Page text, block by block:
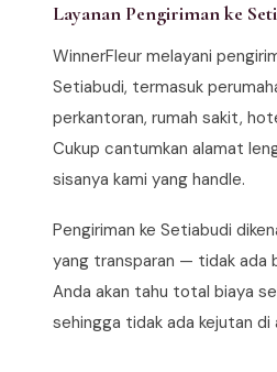
Layanan Pengiriman ke
WinnerFleur melayani
Setiabudi, termasuk
perkantoran, rumah sakit,
Cukup cantumkan alamat
sisanya kami yang handle.
Pengiriman ke Setiabudi
yang transparan — tidak ada
Anda akan tahu total biaya
sehingga tidak ada kejutan di